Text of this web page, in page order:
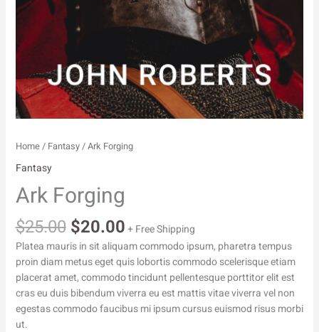
Home/ Fantasy/ Ark Forging
Fantasy
Ark Forging
$25.00 Original
price
was:
$25.00.
$20.00Current
price
is:
$20.00.
+ Free Shipping
Platea mauris in sit aliquam commodo ipsum, pharetra tempus
proin diam metus eget quis lobortis commodo scelerisque etiam
placerat amet, commodo tincidunt pellentesque porttitor elit est
cras eu duis bibendum viverra eu est mattis vitae viverra vel non
egestas commodo faucibus mi ipsum cursus euismod risus morbi
ut.